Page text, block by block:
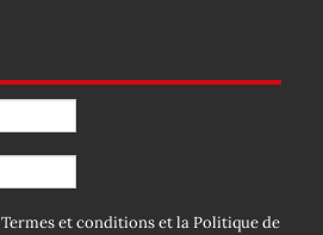
Termes et conditionset laPolitique de